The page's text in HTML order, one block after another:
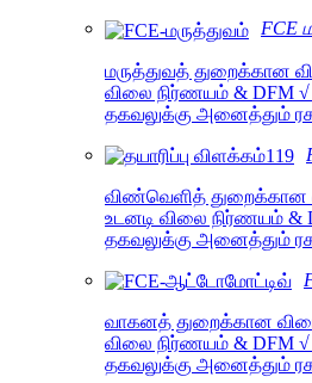
FCE
மருத்துவத் துறைக்கான
விலை நிர்ணயம் & DFM
தகவலுக்கு அனைத்தும்
விண்வெளித் துறைக்கான
உடனடி விலை நிர்ணயம் &
தகவலுக்கு அனைத்தும்
வாகனத் துறைக்கான
விலை நிர்ணயம் & DFM
தகவலுக்கு அனைத்தும்